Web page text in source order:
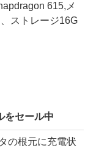
615,メ
ストレージ16G
をセール中
の根元に充電状